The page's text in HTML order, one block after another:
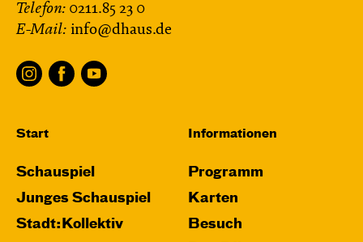
Telefon: 0211.85 23 0
E-Mail: info@dhaus.de
Start
Schauspiel
Junges Schauspiel
Stadt:Kollektiv
Informationen
Programm
Karten
Besuch